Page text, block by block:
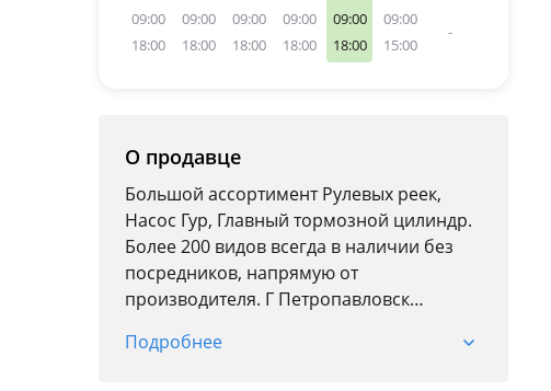
09:00
18:00
09:00
18:00
09:00
18:00
09:00
18:00
09:00
18:00
09:00
15:00
-
О продавце
Большой ассортимент Рулевых реек,
Насос Гур, Главный тормозной цилиндр.
Более 200 видов всегда в наличии без
посредников, напрямую от
производителя. Г Петропавловск
Подробнее